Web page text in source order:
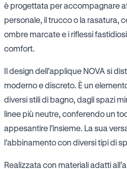
è progettata per accompagnare
personale, il trucco o la rasatura,
ombre marcate e i riflessi
comfort.
Il design dell’applique NOVA si
moderno e discreto. È un
diversi stili di bagno, dagli spazi
linee più neutre, conferendo un
appesantire l’insieme. La sua
l’abbinamento con diversi tipi di
Realizzata con materiali adatti